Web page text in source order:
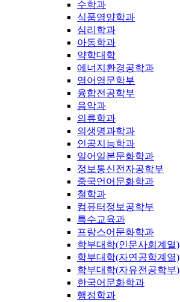
수학과
식품영양학과
심리학과
아동학과
약학대학
에너지환경공학과
영어영문학부
융합전공학부
음악과
의류학과
의생명과학과
인공지능학과
일어일본문화학과
정보통신전자공학부
중국언어문화학과
철학과
컴퓨터정보공학부
특수교육과
프랑스어문화학과
학부대학(인문사회계열)
학부대학(자연공학계열)
학부대학(자유전공학부)
한국어문화학과
행정학과